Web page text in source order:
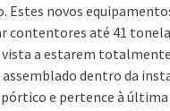
Estes novos
contentores até 41
a estarem
dentro da
e pertence à última